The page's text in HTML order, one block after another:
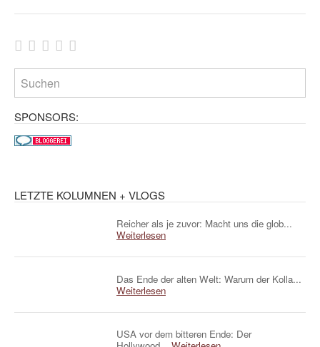
SPONSORS:
LETZTE KOLUMNEN + VLOGS
Reicher als je zuvor: Macht uns die glob...
Weiterlesen
Das Ende der alten Welt: Warum der Kolla...
Weiterlesen
USA vor dem bitteren Ende: Der